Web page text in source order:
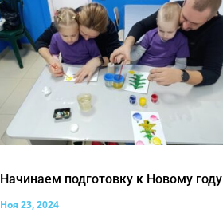
Начинаем подготовку к Новому году
Ноя 23, 2024